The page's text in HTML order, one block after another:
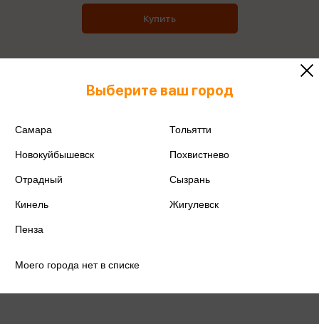
Купить
Все товары производителя
Выберите ваш город
Самара Тольятти
Новокуйбышевск Похвистнево
Отрадный Сызрань
Кинель Жигулевск
Пенза
Моего города нет в списке